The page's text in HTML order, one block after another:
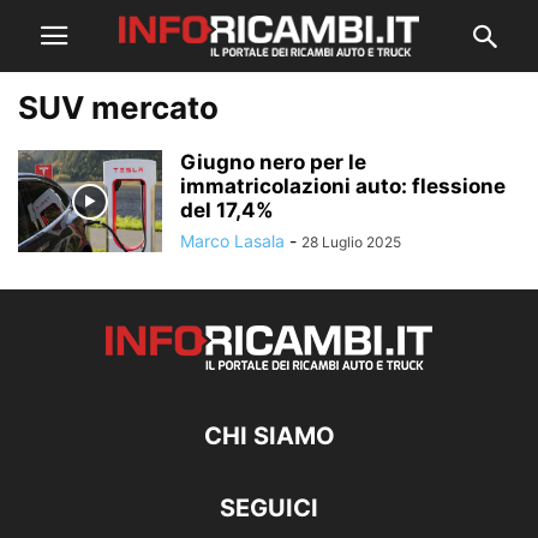
SUV mercato
Giugno nero per le
immatricolazioni auto: flessione
del 17,4%
Marco Lasala - 28 Luglio 2025
CHI SIAMO
SEGUICI